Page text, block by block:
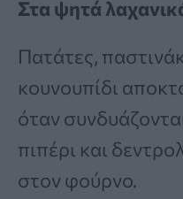
Στα ψητά
Πατάτες,
κουνουπίδι
όταν
πιπέρι και
στον φούρνο.